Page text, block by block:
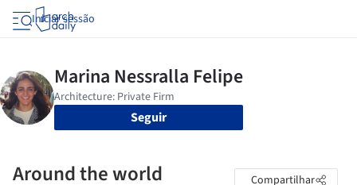
Iniciar sessão
Seguir
Around the world Compartilhar